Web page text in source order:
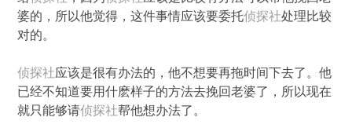
婆的，所以他觉得，这件事情应该要委托侦探社处理比较
对的。
侦探社应该是很有办法的，他不想要再拖时间下去了。他
已经不知道要用什麽样子的方法去挽回老婆了，所以现在
就只能够请侦探社帮他想办法了。